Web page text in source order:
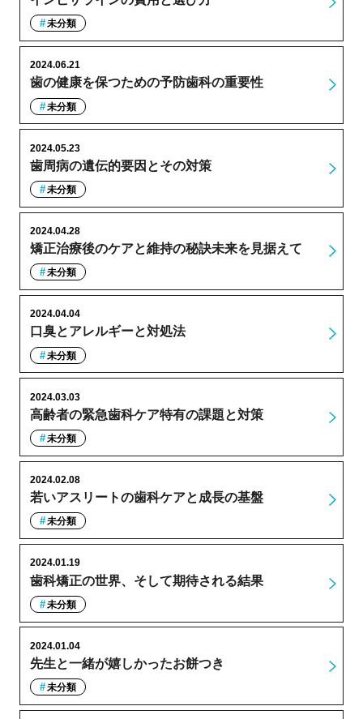
未分類
歯の健康を保つための予防歯科の重要性
2024.06.21
未分類
歯周病の遺伝的要因とその対策
2024.05.23
未分類
矯正治療後のケアと維持の秘訣未来を見据えて
2024.04.28
未分類
口臭とアレルギーと対処法
2024.04.04
未分類
高齢者の緊急歯科ケア特有の課題と対策
2024.03.03
未分類
若いアスリートの歯科ケアと成長の基盤
2024.02.08
未分類
歯科矯正の世界、そして期待される結果
2024.01.19
未分類
先生と一緒が嬉しかったお餅つき
2024.01.04
未分類